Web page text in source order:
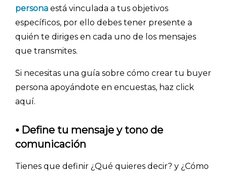
INICIO
CÓMO FUNCIONA
persona está vinculada a tus objetivos
específicos, por ello debes tener presente a
quién te diriges en cada uno de los mensajes
que transmites.
Si necesitas una guía sobre cómo crear tu buyer
persona apoyándote en encuestas, haz click
aquí.
⦁Define tu mensaje y tono de
comunicación
Tienes que definir ¿Qué quieres decir? y ¿Cómo